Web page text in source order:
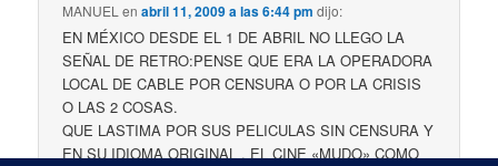
MANUEL enabril 11, 2009 a las 6:44 pm dijo:
EN MÉXICO DESDE EL 1 DE ABRIL NO LLEGO LA
SEÑAL DE RETRO:PENSE QUE ERA LA OPERADORA
LOCAL DE CABLE POR CENSURA O POR LA CRISIS
O LAS 2 COSAS.
QUE LASTIMA POR SUS PELICULAS SIN CENSURA Y
EN SU IDIOMA ORIGINAL . EL CINE «MUDO» COMO